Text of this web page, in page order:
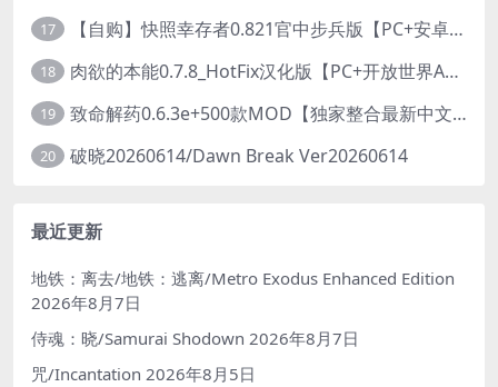
17 【自购】快照幸存者0.821官中步兵版【PC+安卓模拟器+肉鸽生存SLG/盗摄/偷拍】/Snapshot Survivor【643M】
18 肉欲的本能0.7.8_HotFix汉化版【PC+开放世界ACT/大作/UE5超高画质/扶她+超级存档】/Carnal Instinct【7.3G】
19 致命解药0.6.3e+500款MOD【独家整合最新中文MOD管理器+在线下载N网全部MOD】/The Killing Antidote Ver0.6.3e MOD Ver2026.3.12
20 破晓20260614/Dawn Break Ver20260614
最近更新
地铁：离去/地铁：逃离/Metro Exodus Enhanced Edition
2026年8月7日
侍魂：晓/Samurai Shodown 2026年8月7日
咒/Incantation 2026年8月5日